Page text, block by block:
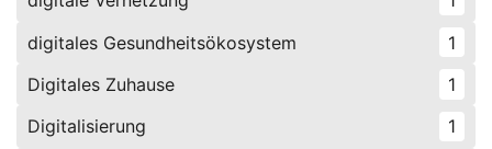
digitales Gesundheitsökosystem
1
Digitales Zuhause
1
Digitalisierung
1